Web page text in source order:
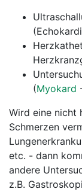
(Myokard
Wird eine nicht
Schmerzen
etc. - dann
andere
z.B.